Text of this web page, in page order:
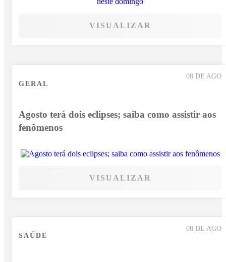
VISUALIZAR
08 DE AGO
GERAL
Agosto terá dois eclipses; saiba como assistir aos
fenômenos
VISUALIZAR
08 DE AGO
SAÚDE